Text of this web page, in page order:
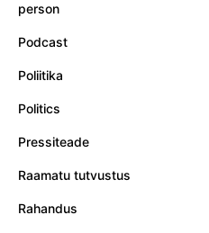
person
Podcast
Poliitika
Politics
Pressiteade
Raamatu tutvustus
Rahandus